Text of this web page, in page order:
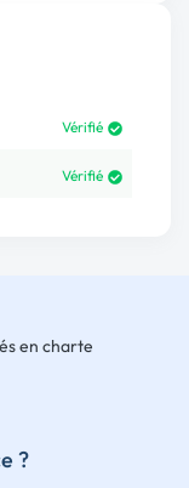
Vérifié
Vérifié
en charte
?